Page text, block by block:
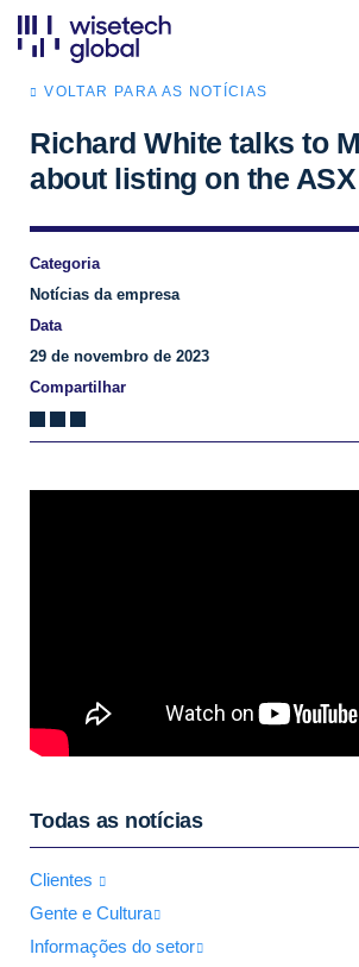
VOLTAR PARA AS NOTÍCIAS
Richard White talks to
about listing on the ASX
Categoria
Notícias da empresa
Data
29 de novembro de 2023
Compartilhar
Todas as notícias
Clientes
Gente e Cultura
Informações do setor